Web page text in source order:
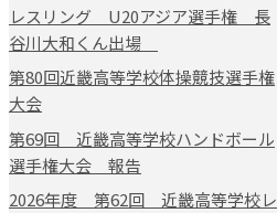
レスリング U20アジア選手権 長
谷川大和くん出場
第80回近畿高等学校体操競技選手権
大会
第69回 近畿高等学校ハンドボール
選手権大会 報告
2026年度 第62回 近畿高等学校レ